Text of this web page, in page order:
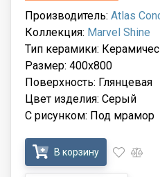
Производитель: Atlas
Коллекция: Marvel Shine
Тип керамики:
Размер: 400x800
Поверхность: Глянцевая
Цвет изделия: Серый
С рисунком: Под мрамор
В корзину